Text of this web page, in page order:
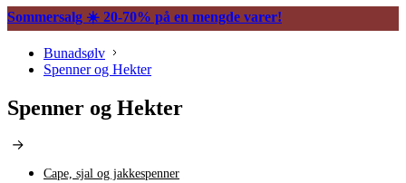
Sommersalg ☀️ 20-70% på en mengde varer!
Bunadsølv
Spenner og Hekter
Spenner og Hekter
Cape, sjal og jakkespenner